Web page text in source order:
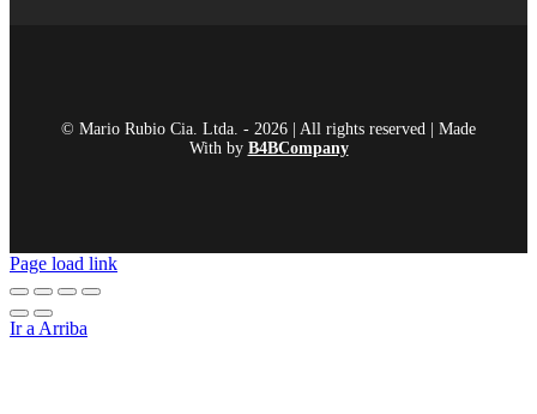
© Mario Rubio Cia. Ltda. - 2026 | All rights reserved | Made
With by B4BCompany
Page load link
Ir a Arriba